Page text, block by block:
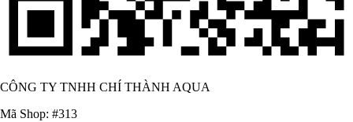
CÔNG TY TNHH CHÍ THÀNH AQUA
Mã Shop: #313